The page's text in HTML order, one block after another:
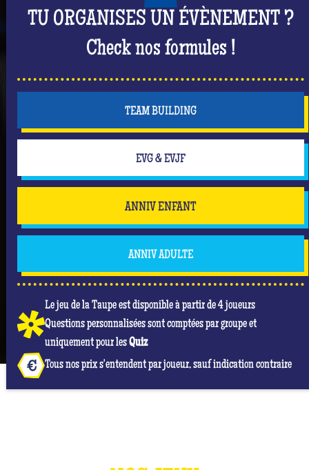
TU ORGANISES UN ÉVÈNEMENT ?
Check nos formules !
TEAM BUILDING
EVG & EVJF
ANNIV ENFANT
ANNIV ADULTE
Le jeu de la Taupe est disponible à partir de 4 joueurs
Questions personnalisées sont comptées par groupe et
uniquement pour lesQuiz
Tous nos prix s'entendent par joueur, sauf indication contraire